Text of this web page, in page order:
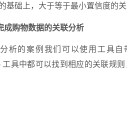
基础上，大于等于最小置信度的关
成购物数据的关联分析
析的案例我们可以使用工具
工具中都可以找到相应的关联规